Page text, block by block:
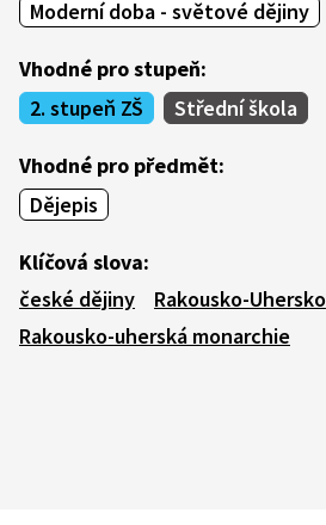
Moderní doba - světové dějiny
Vhodné pro stupeň:
2. stupeň ZŠ
Střední škola
Vhodné pro předmět:
Dějepis
Klíčová slova:
české dějiny
Rakousko-Uhersko
Rakousko-uherská monarchie